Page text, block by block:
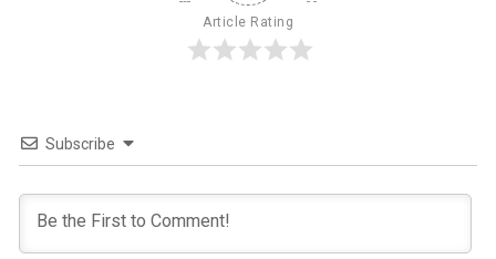
Article Rating
Subscribe